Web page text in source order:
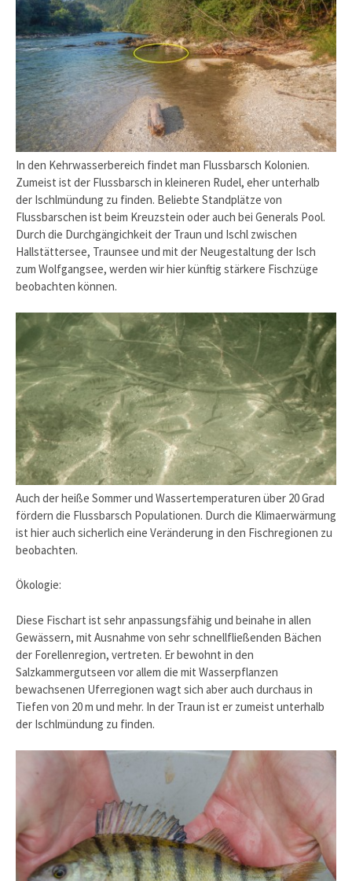
In den Kehrwasserbereich findet man Flussbarsch Kolonien.
Zumeist ist der Flussbarsch in kleineren Rudel, eher unterhalb
der Ischlmündung zu finden. Beliebte Standplätze von
Flussbarschen ist beim Kreuzstein oder auch bei Generals Pool.
Durch die Durchgängichkeit der Traun und Ischl zwischen
Hallstättersee, Traunsee und mit der Neugestaltung der Isch
zum Wolfgangsee, werden wir hier künftig stärkere Fischzüge
beobachten können.
Auch der heiße Sommer und Wassertemperaturen über 20 Grad
fördern die Flussbarsch Populationen. Durch die Klimaerwärmung
ist hier auch sicherlich eine Veränderung in den Fischregionen zu
beobachten.
Ökologie:
Diese Fischart ist sehr anpassungsfähig und beinahe in allen
Gewässern, mit Ausnahme von sehr schnellfließenden Bächen
der Forellenregion, vertreten. Er bewohnt in den
Salzkammergutseen vor allem die mit Wasserpflanzen
bewachsenen Uferregionen wagt sich aber auch durchaus in
Tiefen von 20 m und mehr. In der Traun ist er zumeist unterhalb
der Ischlmündung zu finden.